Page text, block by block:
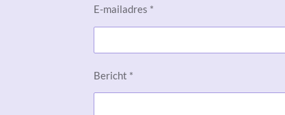
E-mailadres *
Bericht *